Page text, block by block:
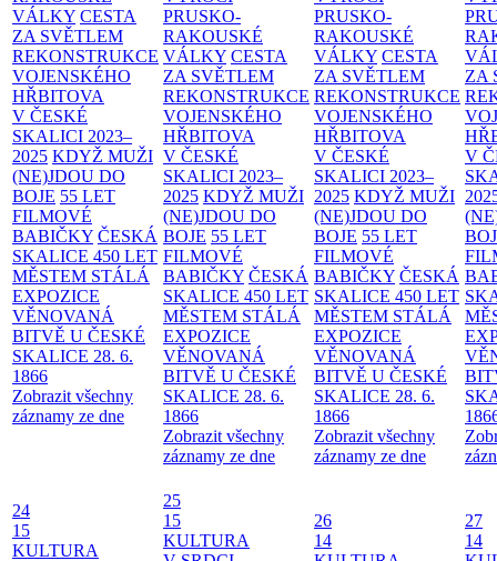
VÁLKY CESTA
ZA SVĚTLEM
REKONSTRUKCE
VOJENSKÉHO
HŘBITOVA
V ČESKÉ
SKALICI 2023–
2025 KDYŽ MUŽI
(NE)JDOU DO
BOJE 55 LET
FILMOVÉ
BABIČKY ČESKÁ
SKALICE 450 LET
MĚSTEM STÁLÁ
EXPOZICE
VĚNOVANÁ
BITVĚ U ČESKÉ
SKALICE 28. 6.
1866
Zobrazit všechny
záznamy ze dne
PRUSKO-
RAKOUSKÉ
VÁLKY CESTA
ZA SVĚTLEM
REKONSTRUKCE
VOJENSKÉHO
HŘBITOVA
V ČESKÉ
SKALICI 2023–
2025 KDYŽ MUŽI
(NE)JDOU DO
BOJE 55 LET
FILMOVÉ
BABIČKY ČESKÁ
SKALICE 450 LET
MĚSTEM STÁLÁ
EXPOZICE
VĚNOVANÁ
BITVĚ U ČESKÉ
SKALICE 28. 6.
1866
Zobrazit všechny
záznamy ze dne
PRUSKO-
RAKOUSKÉ
VÁLKY CESTA
ZA SVĚTLEM
REKONSTRUKCE
VOJENSKÉHO
HŘBITOVA
V ČESKÉ
SKALICI 2023–
2025 KDYŽ MUŽI
(NE)JDOU DO
BOJE 55 LET
FILMOVÉ
BABIČKY ČESKÁ
SKALICE 450 LET
MĚSTEM STÁLÁ
EXPOZICE
VĚNOVANÁ
BITVĚ U ČESKÉ
SKALICE 28. 6.
1866
Zobrazit všechny
záznamy ze dne
ZA
V
24
15
KULTURA
25
15
KULTURA
26
14
27
14